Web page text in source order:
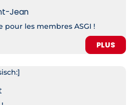
Jean
pour les membres ASGI !
PLUS